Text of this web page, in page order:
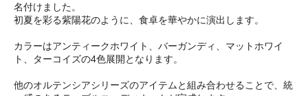
名付けました。
初夏を彩る紫陽花のように、食卓を華やかに演出します。
カラーはアンティークホワイト、バーガンディ、マットホワイ
ト、ターコイズの4色展開となります。
他のオルテンシアシリーズのアイテムと組み合わせることで、統